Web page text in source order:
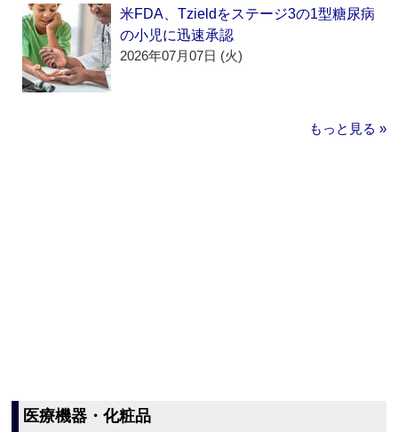
米FDA、Tzieldをステージ3の1型糖尿病
の小児に迅速承認
2026年07月07日 (火)
もっと見る »
医療機器・化粧品